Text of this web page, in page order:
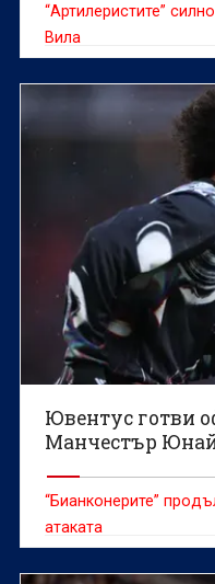
“Артилеристите”
Вила
Ювентус готви
Манчестър
“Бианконерите”
атаката